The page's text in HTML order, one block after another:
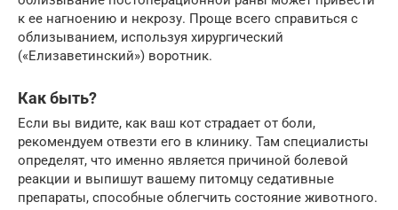
к ее нагноению и некрозу. Проще всего справиться с
облизыванием, используя хирургический
(«Елизаветинский») воротник.
Как быть?
Если вы видите, как ваш кот страдает от боли,
рекомендуем отвезти его в клинику. Там специалисты
определят, что именно является причиной болевой
реакции и выпишут вашему питомцу седативные
препараты, способные облегчить состояние животного.